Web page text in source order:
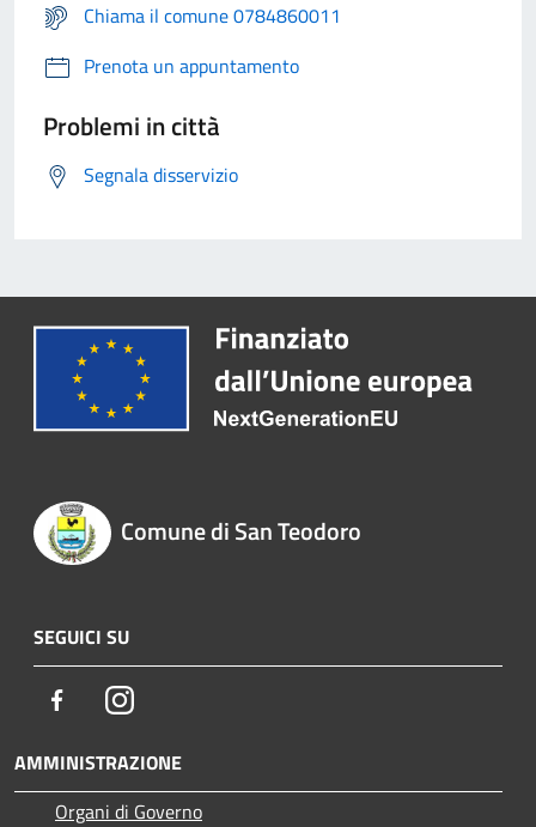
Chiama il comune 0784860011
Prenota un appuntamento
Problemi in città
Segnala disservizio
Comune di San Teodoro
SEGUICI SU
FacebookInstagram
AMMINISTRAZIONE
Organi di Governo